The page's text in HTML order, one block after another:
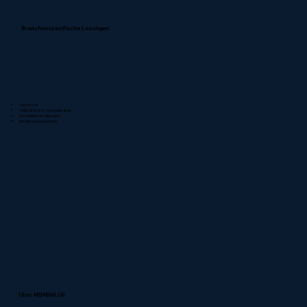
Branchenspezifische Lösungen
Über MSM365.DE
Zahnärzte
Heilpraktiker & Naturheilpraxen
Immobilienverwaltungen
Metallbauunternehmen